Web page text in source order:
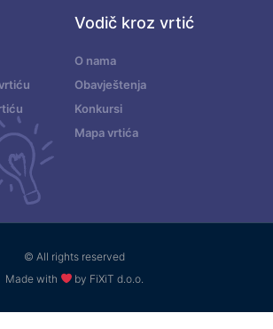
Vodič kroz vrtić
O nama
Obavještenja
Konkursi
Mapa vrtića
© All rights reserved
Made with
by FiXiT d.o.o.